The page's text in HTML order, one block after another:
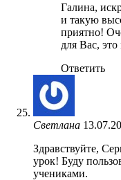
Галина,
и такую
приятно!
для Вас,
Ответить
Светлана
Здравствуйте,
урок! Буду
учениками.